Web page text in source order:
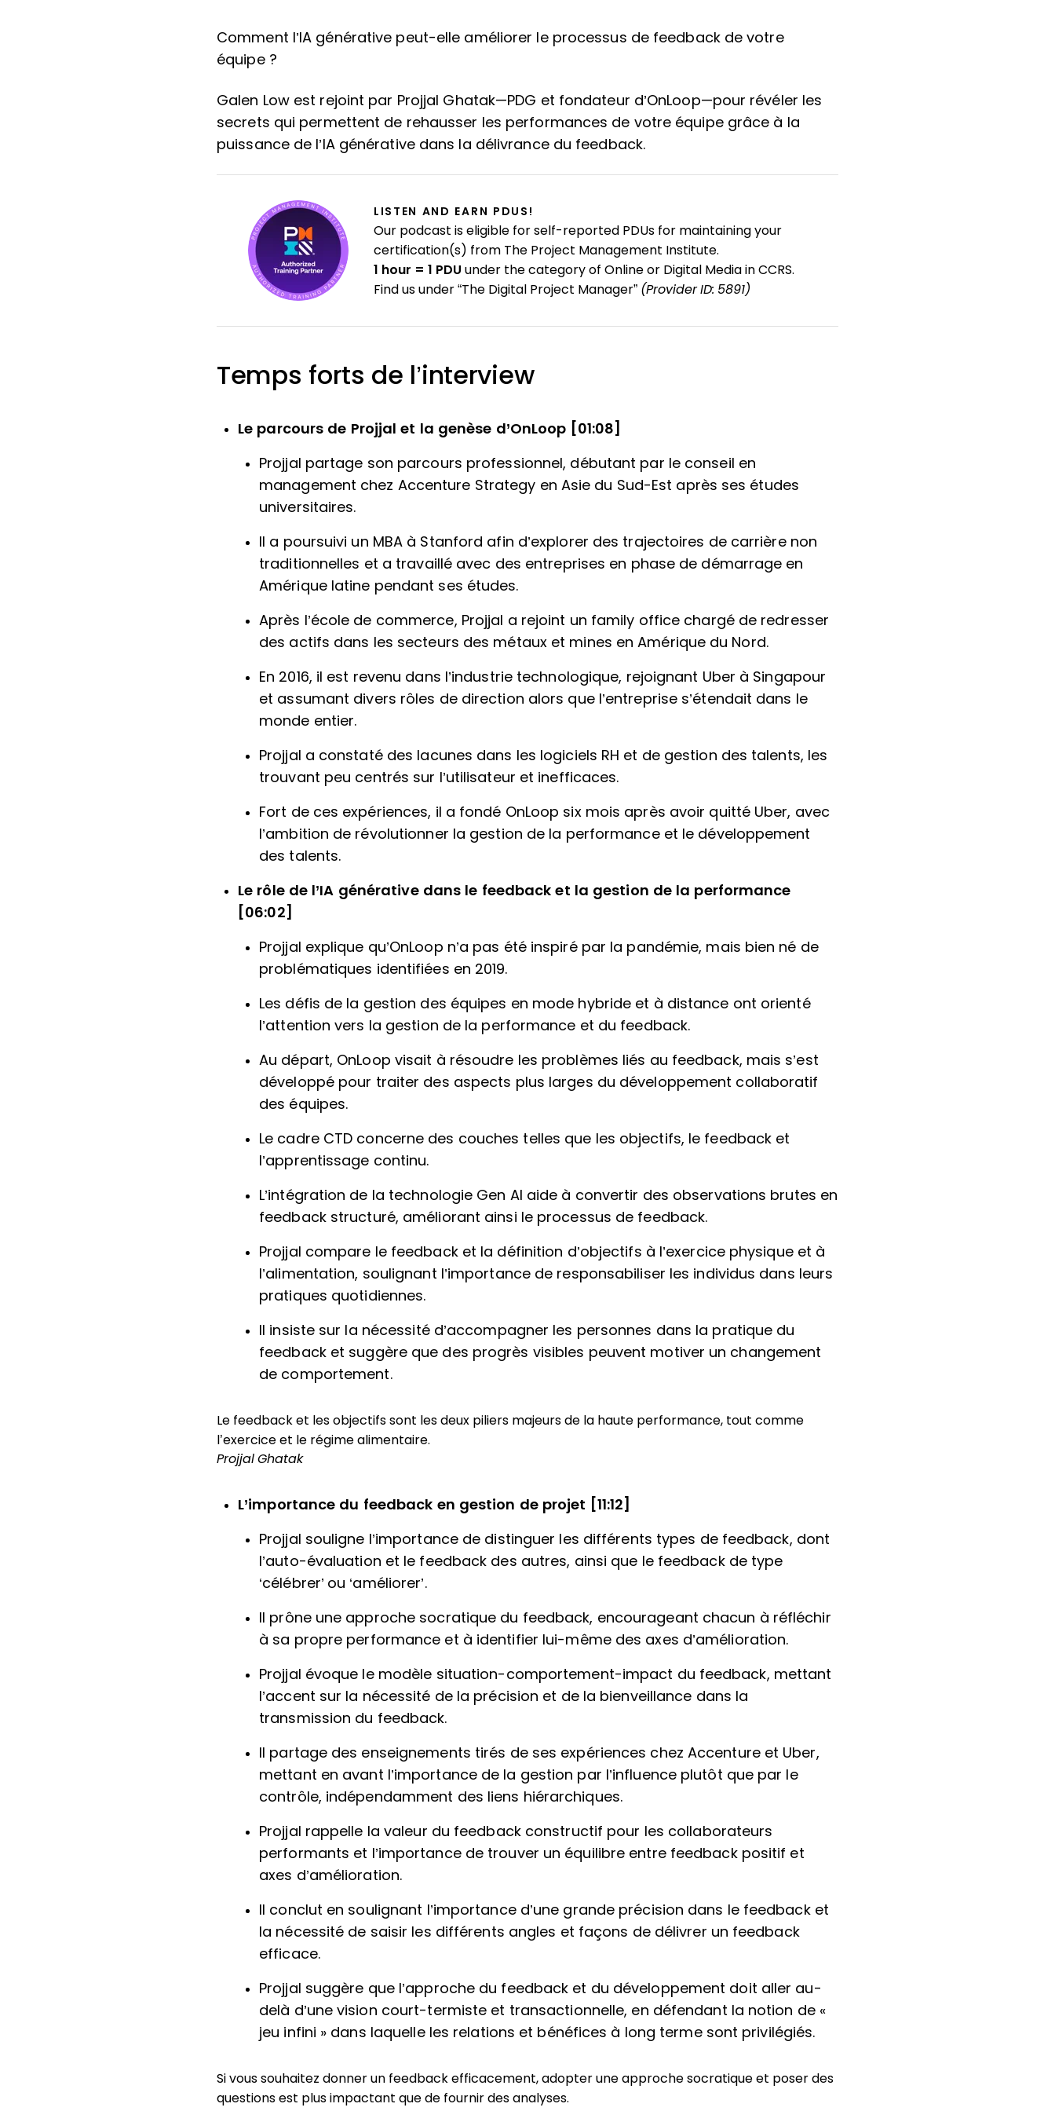
Comment l’IA générative peut-elle améliorer le processus de feedback de votre
équipe ?
Galen Low est rejoint par Projjal Ghatak—PDG et fondateur d’OnLoop—pour révéler les
secrets qui permettent de rehausser les performances de votre équipe grâce à la
puissance de l’IA générative dans la délivrance du feedback.
LISTEN AND EARN PDUS!
Our podcast is eligible for self-reported PDUs for maintaining your
certification(s) from The Project Management Institute.
1 hour = 1 PDU under the category of Online or Digital Media in CCRS.
Find us under “The Digital Project Manager” (Provider ID: 5891)
Temps forts de l’interview
Le parcours de Projjal et la genèse d’OnLoop [01:08]
Projjal partage son parcours professionnel, débutant par le conseil en
management chez Accenture Strategy en Asie du Sud-Est après ses études
universitaires.
Il a poursuivi un MBA à Stanford afin d’explorer des trajectoires de carrière non
traditionnelles et a travaillé avec des entreprises en phase de démarrage en
Amérique latine pendant ses études.
Après l’école de commerce, Projjal a rejoint un family office chargé de redresser
des actifs dans les secteurs des métaux et mines en Amérique du Nord.
En 2016, il est revenu dans l’industrie technologique, rejoignant Uber à Singapour
et assumant divers rôles de direction alors que l’entreprise s’étendait dans le
monde entier.
Projjal a constaté des lacunes dans les logiciels RH et de gestion des talents, les
trouvant peu centrés sur l’utilisateur et inefficaces.
Fort de ces expériences, il a fondé OnLoop six mois après avoir quitté Uber, avec
l’ambition de révolutionner la gestion de la performance et le développement
des talents.
Le rôle de l’IA générative dans le feedback et la gestion de la performance
[06:02]
Projjal explique qu’OnLoop n’a pas été inspiré par la pandémie, mais bien né de
problématiques identifiées en 2019.
Les défis de la gestion des équipes en mode hybride et à distance ont orienté
l’attention vers la gestion de la performance et du feedback.
Au départ, OnLoop visait à résoudre les problèmes liés au feedback, mais s’est
développé pour traiter des aspects plus larges du développement collaboratif
des équipes.
Le cadre CTD concerne des couches telles que les objectifs, le feedback et
l’apprentissage continu.
L’intégration de la technologie Gen AI aide à convertir des observations brutes en
feedback structuré, améliorant ainsi le processus de feedback.
Projjal compare le feedback et la définition d’objectifs à l’exercice physique et à
l’alimentation, soulignant l’importance de responsabiliser les individus dans leurs
pratiques quotidiennes.
Il insiste sur la nécessité d’accompagner les personnes dans la pratique du
feedback et suggère que des progrès visibles peuvent motiver un changement
de comportement.
Le feedback et les objectifs sont les deux piliers majeurs de la haute performance, tout comme
l’exercice et le régime alimentaire.
Projjal Ghatak
L’importance du feedback en gestion de projet [11:12]
Projjal souligne l’importance de distinguer les différents types de feedback, dont
l’auto-évaluation et le feedback des autres, ainsi que le feedback de type
‘célébrer’ ou ‘améliorer’.
Il prône une approche socratique du feedback, encourageant chacun à réfléchir
à sa propre performance et à identifier lui-même des axes d’amélioration.
Projjal évoque le modèle situation-comportement-impact du feedback, mettant
l’accent sur la nécessité de la précision et de la bienveillance dans la
transmission du feedback.
Il partage des enseignements tirés de ses expériences chez Accenture et Uber,
mettant en avant l’importance de la gestion par l’influence plutôt que par le
contrôle, indépendamment des liens hiérarchiques.
Projjal rappelle la valeur du feedback constructif pour les collaborateurs
performants et l’importance de trouver un équilibre entre feedback positif et
axes d’amélioration.
Il conclut en soulignant l’importance d’une grande précision dans le feedback et
la nécessité de saisir les différents angles et façons de délivrer un feedback
efficace.
Projjal suggère que l’approche du feedback et du développement doit aller au-
delà d’une vision court-termiste et transactionnelle, en défendant la notion de «
jeu infini » dans laquelle les relations et bénéfices à long terme sont privilégiés.
Si vous souhaitez donner un feedback efficacement, adopter une approche socratique et poser des
questions est plus impactant que de fournir des analyses.